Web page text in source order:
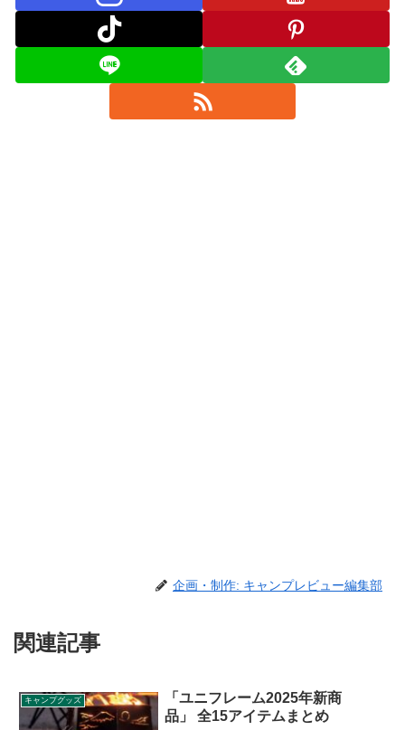
企画・制作: キャンプレビュー編集部
関連記事
キャンプグッズ
「ユニフレーム2025年新商
品」 全15アイテムまとめ